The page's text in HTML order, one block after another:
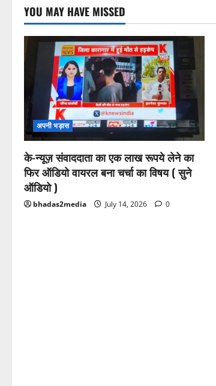
YOU MAY HAVE MISSED
अपनी भड़ास
के-न्यूज़ संवाददाता का एक लाख रूपये लेने का
फिर ऑडियो वायरल बना चर्चा का विषय ( सुने
ऑडियो )
bhadas2media July 14, 2026 0